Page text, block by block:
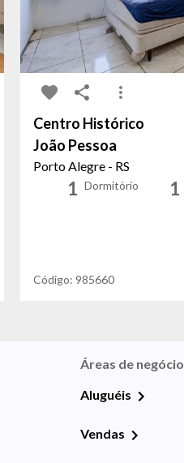
Centro Histórico
João Pessoa
Porto Alegre - RS
1 Dormitório 1
Código:985660
Áreas de negócio
Aluguéis
Vendas